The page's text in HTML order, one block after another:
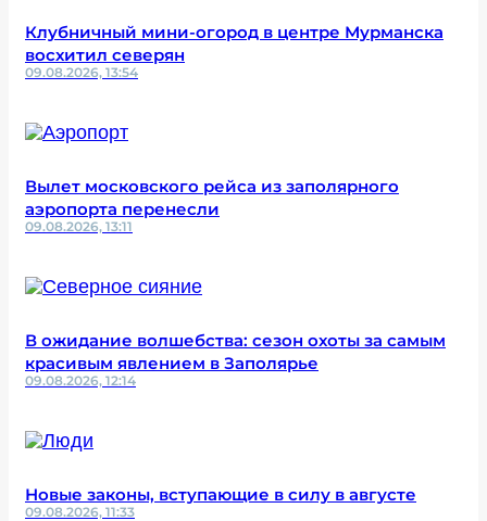
Клубничный мини-огород в центре Мурманска
восхитил северян
09.08.2026, 13:54
Вылет московского рейса из заполярного
аэропорта перенесли
09.08.2026, 13:11
В ожидание волшебства: сезон охоты за самым
красивым явлением в Заполярье
09.08.2026, 12:14
Новые законы, вступающие в силу в августе
09.08.2026, 11:33